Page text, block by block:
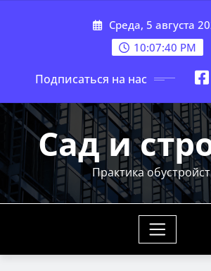
Среда, 5 августа
10:07:41 PM
Подписаться на нас
Сад и
Практика